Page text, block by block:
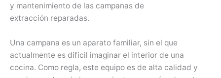
y mantenimiento de las campanas de
extracción reparadas.
Una campana es un aparato familiar, sin el que
actualmente es difícil imaginar el interior de una
cocina. Como regla, este equipo es de alta calidad y